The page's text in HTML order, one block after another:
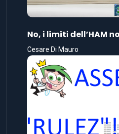
No, i limiti dell’HAM
Cesare Di Mauro